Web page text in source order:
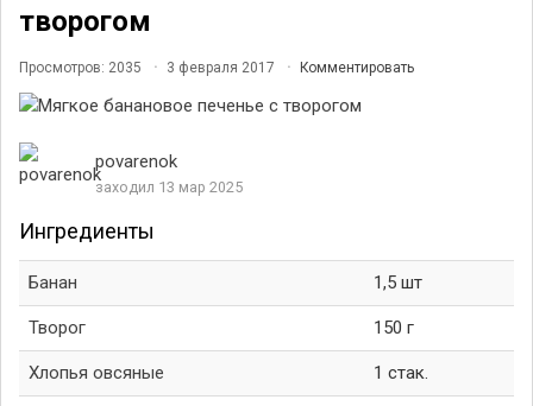
творогом
Просмотров: 2035 3 февраля 2017 Комментировать
povarenok
заходил 13 мар 2025
Ингредиенты
Банан 1,5 шт
Творог 150 г
Хлопья овсяные 1 стак.